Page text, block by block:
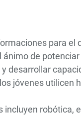
para el
ánimo de
desarrollar
jóvenes utilicen
incluyen robótica,